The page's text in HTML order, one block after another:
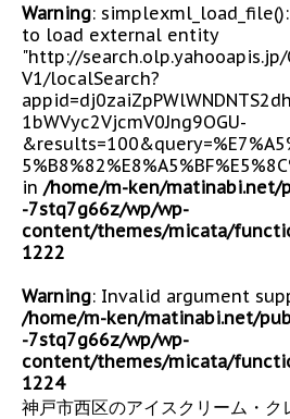
Warning:
to load external entity
"http://
V1/localSearch?
1bWVyc2VjcmV0Jng9OGU-
in /home/m-ken/matinabi.net/
-7stq7g66z/wp/wp-
content/themes/micata/
1222
Warning: Invalid argument
/home/m-ken/matinabi.net/
-7stq7g66z/wp/wp-
content/themes/micata/
1224
神戸市西区のアイスクリーム・ク